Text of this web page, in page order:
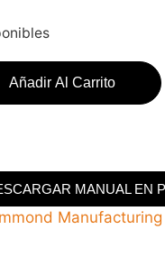
Añadir Al Carrito
MANUAL EN